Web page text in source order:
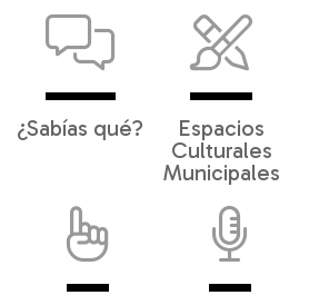
¿Sabías qué?
Espacios
Culturales
Municipales